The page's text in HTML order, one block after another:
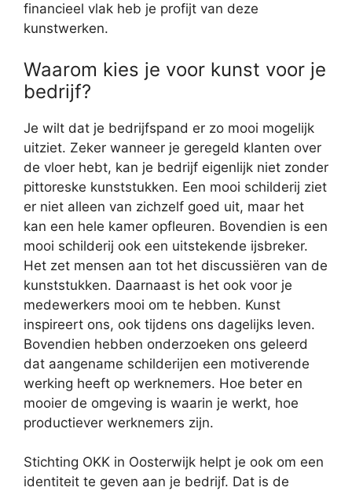
financieel vlak heb je profijt van deze
kunstwerken.
Waarom kies je voor kunst voor je
bedrijf?
Je wilt dat je bedrijfspand er zo mooi mogelijk
uitziet. Zeker wanneer je geregeld klanten over
de vloer hebt, kan je bedrijf eigenlijk niet zonder
pittoreske kunststukken. Een mooi schilderij ziet
er niet alleen van zichzelf goed uit, maar het
kan een hele kamer opfleuren. Bovendien is een
mooi schilderij ook een uitstekende ijsbreker.
Het zet mensen aan tot het discussiëren van de
kunststukken. Daarnaast is het ook voor je
medewerkers mooi om te hebben. Kunst
inspireert ons, ook tijdens ons dagelijks leven.
Bovendien hebben onderzoeken ons geleerd
dat aangename schilderijen een motiverende
werking heeft op werknemers. Hoe beter en
mooier de omgeving is waarin je werkt, hoe
productiever werknemers zijn.
Stichting OKK in Oosterwijk helpt je ook om een
identiteit te geven aan je bedrijf. Dat is de